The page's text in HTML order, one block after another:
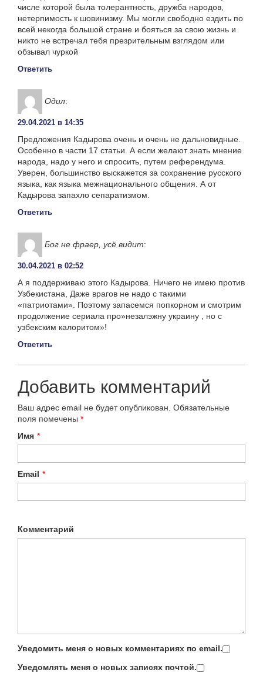
числе которой была толерантность, дружба народов,
нетерпимость к шовинизму. Мы могли свободно ездить по
всей некогда большой стране и бояться за свою жизнь и
никто не встречал тебя презрительным взглядом или
обзывал чуркой
Ответить
Одил:
29.04.2021 в 14:35
Предложения Кадырова очень и очень не дальновидные.
Особенно в части 17 статьи. А если желают знать мнение
народа, надо у него и спросить, путем референдума.
Уверен, большинство выскажется за сохранение русского
языка, как языка межнационального общения. А от
Кадырова запахло сепаратизмом.
Ответить
Бог не фраер, усё видит:
30.04.2021 в 02:52
А я поддерживаю этого Кадырова. Ничего не имею против
Узбекистана, Даже врагов не надо с такими
«патриотами». Поэтому запасемся попкорном и смотрим
продолжение сериала про»незалэжну украину , но с
узбекским калоритом»!
Ответить
Добавить комментарий
Ваш адрес email не будет опубликован. Обязательные
поля помечены *
Имя *
Email *
Комментарий
Уведомить меня о новых комментариях по email.
Уведомлять меня о новых записях почтой.